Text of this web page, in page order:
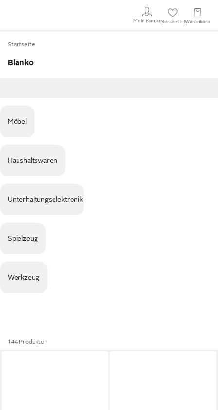
Mein KontoMerkzettel Warenkorb
Startseite
Blanko
Möbel
Haushaltswaren
Unterhaltungselektronik
Spielzeug
Werkzeug
144 Produkte